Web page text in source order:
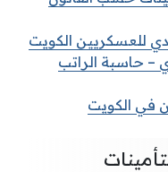
للعسكريين الكويت
– حاسبة الراتب
في الكويت